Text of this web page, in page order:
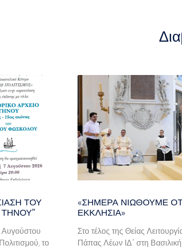
ΤΟΥ
ΤΉΝΟΥ”
Αυγούστου
το
«ΣΉΜΕΡΑ ΝΙΏΘΟΥΜΕ
ΕΚΚΛΗΣΊΑ»
Στο τέλος της Θείας
Πάπας Λέων ΙΔ΄ στη